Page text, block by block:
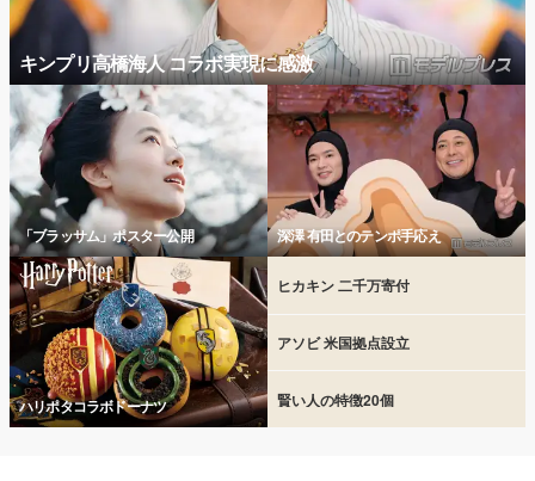
キンプリ高橋海人 コラボ実現に感激
「ブラッサム」ポスター公開 深澤 有田とのテンポ手応え
ハリポタコラボドーナツ
ヒカキン 二千万寄付
アソビ 米国拠点設立
賢い人の特徴20個